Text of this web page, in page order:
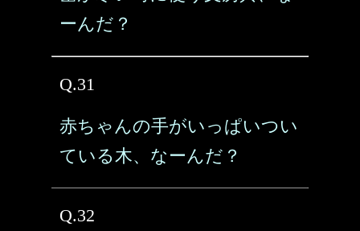
ーんだ？
Q.31
赤ちゃんの手がいっぱいつい
ている木、なーんだ？
Q.32